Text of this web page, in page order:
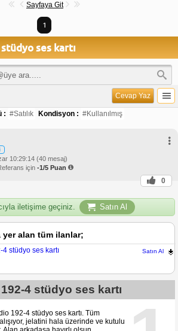
Sayfaya Git
1
ses kartı
Cevap Yaz
: #Satılık Kondisyon : #Kullanılmış
10:29:14 (40 mesaj)
için -1/5 Puan
0
iletişime geçiniz. Satın Al
yer alan tüm ilanlar;
stüdyo ses kartı Satın Al
4 stüdyo ses kartı
192-4 stüdyo ses kartı. Tüm
jelatini hala üzerinde ve kutulu